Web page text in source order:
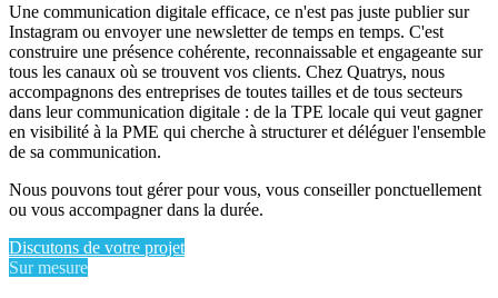
Une communication digitale efficace, ce n'est pas juste publier sur
Instagram ou envoyer une newsletter de temps en temps. C'est
construire une présence cohérente, reconnaissable et engageante sur
tous les canaux où se trouvent vos clients. Chez Quatrys, nous
accompagnons des entreprises de toutes tailles et de tous secteurs
dans leur communication digitale : de la TPE locale qui veut gagner
en visibilité à la PME qui cherche à structurer et déléguer l'ensemble
de sa communication.
Nous pouvons tout gérer pour vous, vous conseiller ponctuellement
ou vous accompagner dans la durée.
Discutons de votre projet
Sur mesure